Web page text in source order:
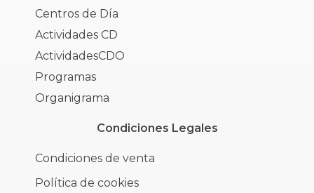
Centros de Día
Actividades CD
ActividadesCDO
Programas
Organigrama
Condiciones Legales
Condiciones de venta
Política de cookies